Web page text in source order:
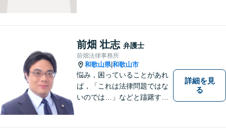
た解決につながります。
前畑 壮志 弁護士
前畑法律事務所
和歌山県|和歌山市
悩み，困っていることがあれ
ば，「これは法律問題ではな
いのでは…」などと躊躇する
いただける事務所を目指して
詳細を見
る